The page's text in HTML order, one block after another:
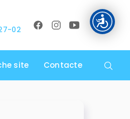
02
site Contacte